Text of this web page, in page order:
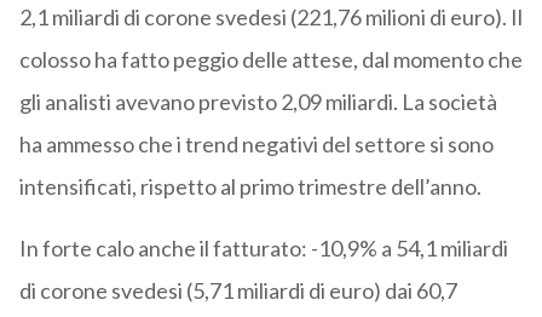
2,1 miliardi di corone svedesi (221,76 milioni di euro). Il
colosso ha fatto peggio delle attese, dal momento che
gli analisti avevano previsto 2,09 miliardi. La società
ha ammesso che i trend negativi del settore si sono
intensificati, rispetto al primo trimestre dell’anno.
In forte calo anche il fatturato: -10,9% a 54,1 miliardi
di corone svedesi (5,71 miliardi di euro) dai 60,7